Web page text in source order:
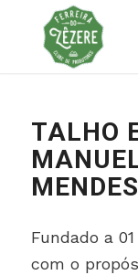
TALHO
Fundado a
com o